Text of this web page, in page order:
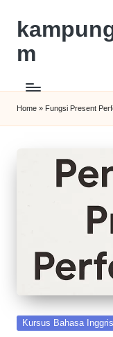
m
Home » Fungsi Present
Kursus Bahasa